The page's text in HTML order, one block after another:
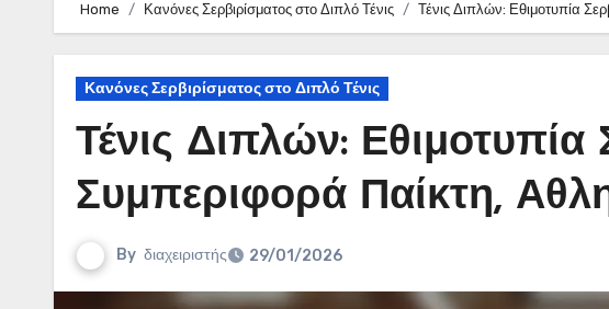
Home Κανόνες Σερβιρίσματος στο Διπλό Τένις Τένις Διπλών: Εθιμοτυπία
Κανόνες Σερβιρίσματος στο Διπλό Τένις
Τένις Διπλών: Εθιμοτυπία
Συμπεριφορά Παίκτη,
By διαχειριστής 29/01/2026